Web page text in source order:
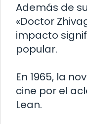
Además de
«Doctor
impacto
popular.
En 1965, la
cine por el
Lean.